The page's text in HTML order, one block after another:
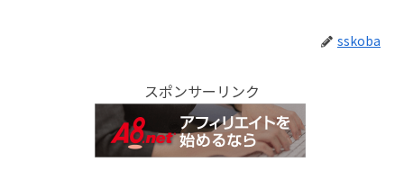
sskoba
スポンサーリンク